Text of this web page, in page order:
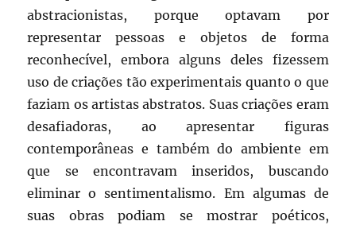
abstracionistas, porque optavam por
representar pessoas e objetos de forma
reconhecível, embora alguns deles fizessem
uso de criações tão experimentais quanto o que
faziam os artistas abstratos. Suas criações eram
desafiadoras, ao apresentar figuras
contemporâneas e também do ambiente em
que se encontravam inseridos, buscando
eliminar o sentimentalismo. Em algumas de
suas obras podiam se mostrar poéticos,